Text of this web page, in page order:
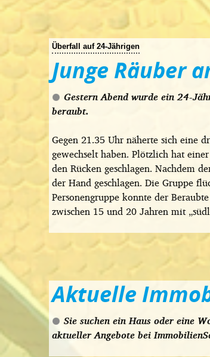
Überfall auf 24-Jährigen
Junge Räuber
Gestern Abend wurde ein 24-
beraubt.
Gegen 21.35 Uhr näherte sich eine
gewechselt haben. Plötzlich hat
den Rücken geschlagen. Nachdem
der Hand geschlagen. Die Gruppe
Personengruppe konnte der
zwischen 15 und 20 Jahren mit
Aktuelle
Sie suchen ein Haus oder eine
aktueller Angebote bei